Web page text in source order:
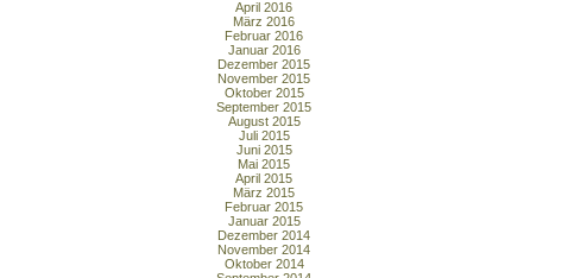
April 2016
März 2016
Februar 2016
Januar 2016
Dezember 2015
November 2015
Oktober 2015
September 2015
August 2015
Juli 2015
Juni 2015
Mai 2015
April 2015
März 2015
Februar 2015
Januar 2015
Dezember 2014
November 2014
Oktober 2014